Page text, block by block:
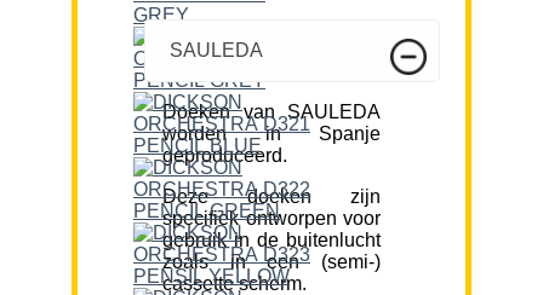
SAULEDA
Doeken van SAULEDA
worden in Spanje
geproduceerd.
Deze doeken zijn
specifiek ontworpen voor
gebruik in de buitenlucht
zoals in een (semi-)
cassette scherm.